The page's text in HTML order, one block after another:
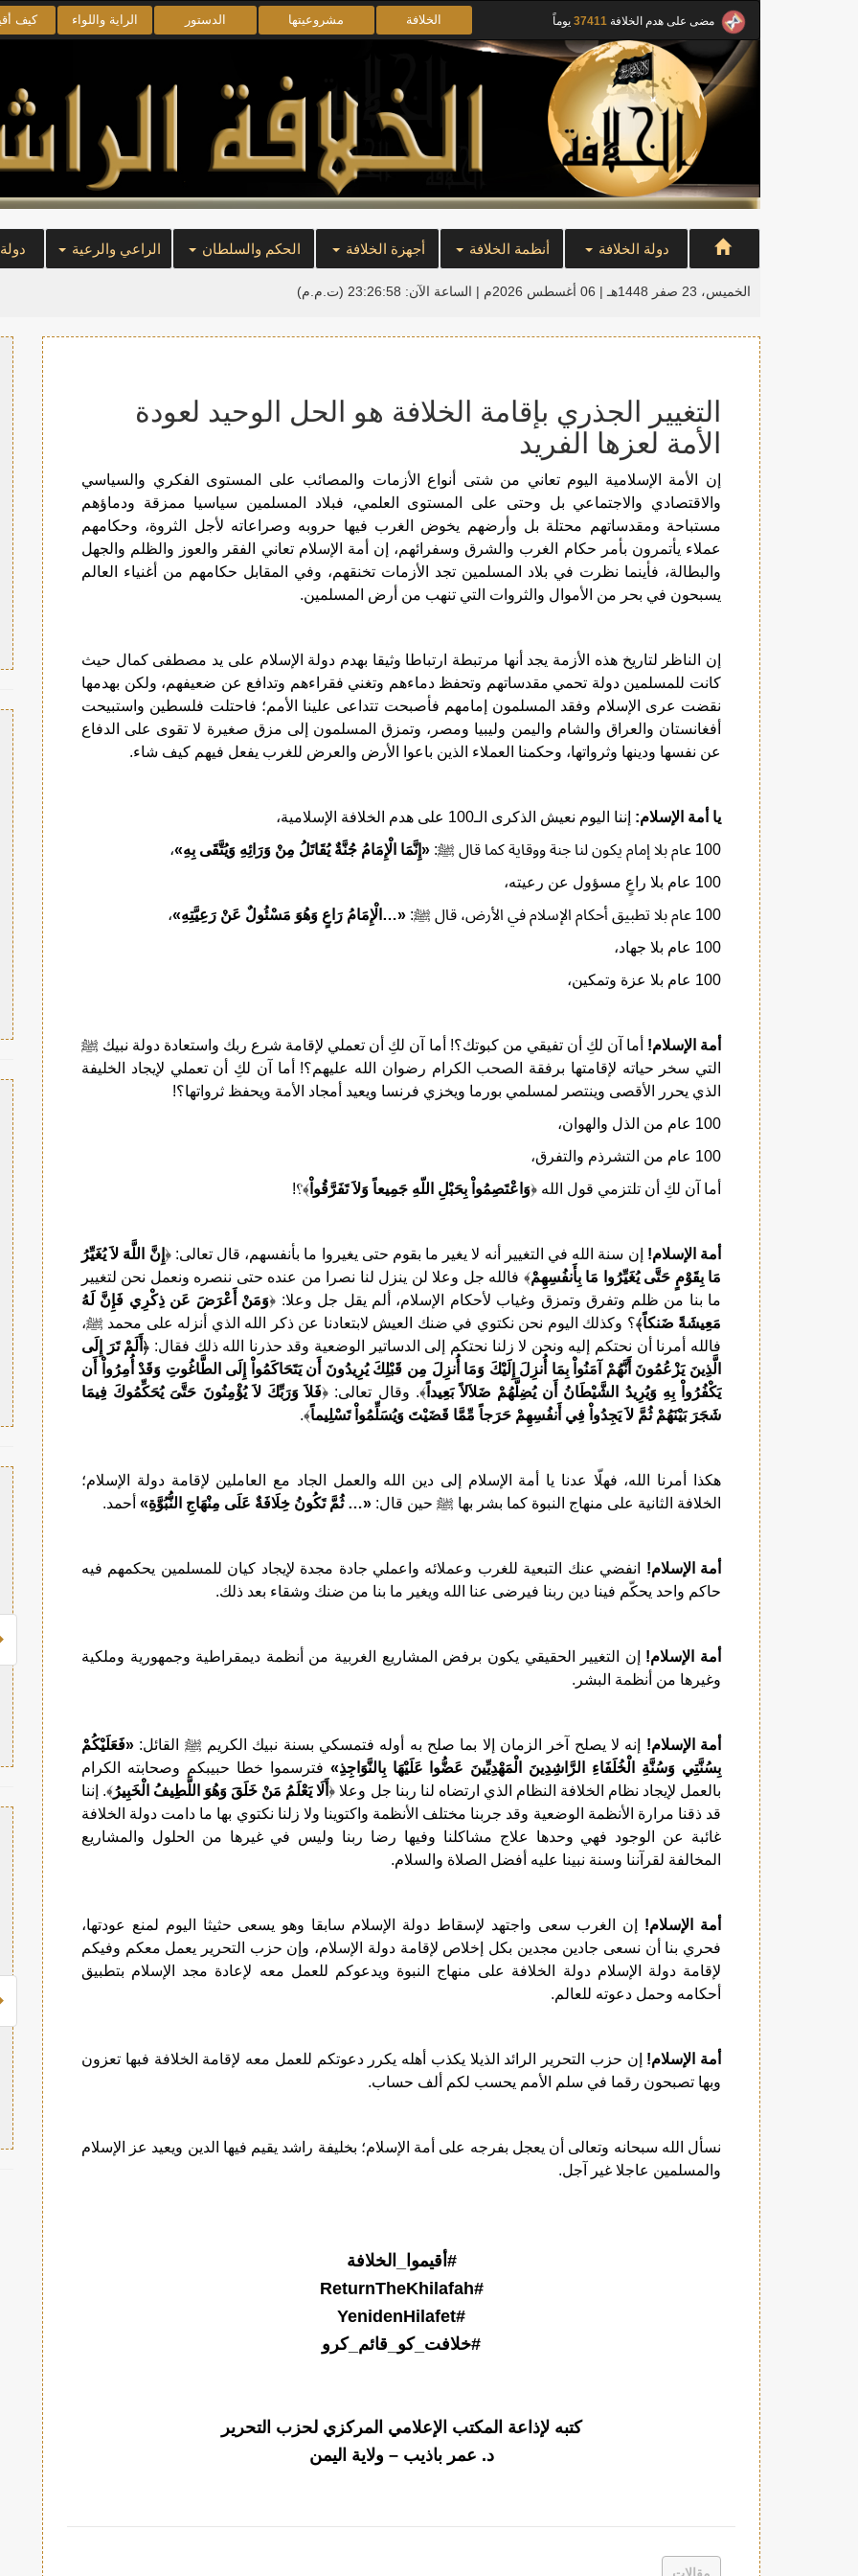
مضى على هدم الخلافة 37411 يوماً الخلافة مشروعيتها الدستور الراية واللواء كيف
دولة الخلافة أنظمة الخلافة أجهزة الخلافة الحكم والسلطان الراعي والرعية
الخميس، 23 صفر 1448هـ | 06 أغسطس 2026م | الساعة الآن: 23:26:59 (ت.م.م)
التغيير الجذري بإقامة الخلافة هو الحل الوحيد لعودة
الأمة لعزها الفريد
إن الأمة الإسلامية اليوم تعاني من شتى أنواع الأزمات والمصائب على المستوى الفكري والسياسي
والاقتصادي والاجتماعي بل وحتى على المستوى العلمي، فبلاد المسلمين سياسيا ممزقة ودماؤهم
مستباحة ومقدساتهم محتلة بل وأرضهم يخوض الغرب فيها حروبه وصراعاته لأجل الثروة، وحكامهم
عملاء يأتمرون بأمر حكام الغرب والشرق وسفرائهم، إن أمة الإسلام تعاني الفقر والعوز والظلم والجهل
والبطالة، فأينما نظرت في بلاد المسلمين تجد الأزمات تخنقهم، وفي المقابل حكامهم من أغنياء العالم
يسبحون في بحر من الأموال والثروات التي تنهب من أرض المسلمين.
إن الناظر لتاريخ هذه الأزمة يجد أنها مرتبطة ارتباطا وثيقا بهدم دولة الإسلام على يد مصطفى كمال حيث
كانت للمسلمين دولة تحمي مقدساتهم وتحفظ دماءهم وتغني فقراءهم وتدافع عن ضعيفهم، ولكن بهدمها
نقضت عرى الإسلام وفقد المسلمون إمامهم فأصبحت تتداعى علينا الأمم؛ فاحتلت فلسطين واستبيحت
أفغانستان والعراق والشام واليمن وليبيا ومصر، وتمزق المسلمون إلى مزق صغيرة لا تقوى على الدفاع
عن نفسها ودينها وثرواتها، وحكمنا العملاء الذين باعوا الأرض والعرض للغرب يفعل فيهم كيف شاء.
يا أمة الإسلام: إننا اليوم نعيش الذكرى الـ100 على هدم الخلافة الإسلامية،
100 عام بلا إمام يكون لنا جنة ووقاية كما قال ﷺ:
«إِنَّمَا الْإِمَامُ جُنَّةٌ يُقَاتَلُ مِنْ وَرَائِهِ وَيُتَّقَى بِهِ»،
100 عام بلا راعٍ مسؤول عن رعيته،
100 عام بلا تطبيق أحكام الإسلام في الأرض، قال ﷺ:
«…الْإِمَامُ رَاعٍ وَهُوَ مَسْئُولٌ عَنْ رَعِيَّتِهِ»،
100 عام بلا جهاد،
100 عام بلا عزة وتمكين،
أمة الإسلام! أما آن لكِ أن تفيقي من كبوتك؟! أما آن لكِ أن تعملي لإقامة شرع ربك واستعادة دولة نبيك ﷺ
التي سخر حياته لإقامتها برفقة الصحب الكرام رضوان الله عليهم؟! أما آن لكِ أن تعملي لإيجاد الخليفة
الذي يحرر الأقصى وينتصر لمسلمي بورما ويخزي فرنسا ويعيد أمجاد الأمة ويحفظ ثرواتها؟!
100 عام من الذل والهوان،
100 عام من التشرذم والتفرق،
أما آن لكِ أن تلتزمي قول الله ﴿وَاعْتَصِمُواْ بِحَبْلِ اللّهِ جَمِيعاً وَلاَ تَفَرَّقُواْ ﴾؟!
أمة الإسلام! إن سنة الله في التغيير أنه لا يغير ما بقوم حتى يغيروا ما بأنفسهم، قال تعالى: ﴿ إِنَّ اللَّهَ لاَ يُغَيِّرُ
مَا بِقَوْمٍ حَتَّى يُغَيِّرُوا مَا بِأَنفُسِهِمْ﴾ فالله جل وعلا لن ينزل لنا نصرا من عنده حتى ننصره ونعمل نحن لتغيير
ما بنا من ظلم وتفرق وتمزق وغياب لأحكام الإسلام، ألم يقل جل وعلا: ﴿وَمَنْ أَعْرَضَ عَن ذِكْرِي فَإِنَّ لَهُ
مَعِيشَةً ضَنكاً﴾؟ وكذلك اليوم نحن نكتوي في ضنك العيش لابتعادنا عن ذكر الله الذي أنزله على محمد ﷺ،
فالله أمرنا أن نحتكم إليه ونحن لا زلنا نحتكم إلى الدساتير الوضعية وقد حذرنا الله ذلك فقال: ﴿ أَلَمْ تَرَ إِلَى
الَّذِينَ يَزْعُمُونَ أَنَّهُمْ آمَنُواْ بِمَا أُنزِلَ إِلَيْكَ وَمَا أُنزِلَ مِن قَبْلِكَ يُرِيدُونَ أَن يَتَحَاكَمُواْ إِلَى الطَّاغُوتِ وَقَدْ أُمِرُواْ أَن
يَكْفُرُواْ بِهِ وَيُرِيدُ الشَّيْطَانُ أَن يُضِلَّهُمْ ضَلاَلاً بَعِيداً﴾. وقال تعالى: ﴿فَلاَ وَرَبِّكَ لاَ يُؤْمِنُونَ حَتَّىَ يُحَكِّمُوكَ فِيمَا
شَجَرَ بَيْنَهُمْ ثُمَّ لاَ يَجِدُواْ فِي أَنفُسِهِمْ حَرَجاً مِّمَّا قَضَيْتَ وَيُسَلِّمُواْ تَسْلِيماً﴾.
هكذا أمرنا الله، فهلّا عدنا يا أمة الإسلام إلى دين الله والعمل الجاد مع العاملين لإقامة دولة الإسلام؛
الخلافة الثانية على منهاج النبوة كما بشر بها ﷺ حين قال: «… ثُمَّ تَكُونُ خِلَافَةٌ عَلَى مِنْهَاجِ النُّبُوَّةِ» أحمد.
أمة الإسلام! انفضي عنك التبعية للغرب وعملائه واعملي جادة مجدة لإيجاد كيان للمسلمين يحكمهم فيه
حاكم واحد يحكّم فينا دين ربنا فيرضى عنا الله ويغير ما بنا من ضنك وشقاء بعد ذلك.
أمة الإسلام! إن التغيير الحقيقي يكون برفض المشاريع الغربية من أنظمة ديمقراطية وجمهورية وملكية
وغيرها من أنظمة البشر.
أمة الإسلام! إنه لا يصلح آخر الزمان إلا بما صلح به أوله فتمسكي بسنة نبيك الكريم ﷺ القائل: «فَعَلَيْكُمْ
بِسُنَّتِي وَسُنَّةِ الْخُلَفَاءِ الرَّاشِدِينَ الْمَهْدِيِّينَ عَضُّوا عَلَيْهَا بِالنَّوَاجِذِ» فترسموا خطا حبيبكم وصحابته الكرام
بالعمل لإيجاد نظام الخلافة النظام الذي ارتضاه لنا ربنا جل وعلا ﴿أَلَا يَعْلَمُ مَنْ خَلَقَ وَهُوَ اللَّطِيفُ الْخَبِيرُ﴾. إننا
قد ذقنا مرارة الأنظمة الوضعية وقد جربنا مختلف الأنظمة واكتوينا ولا زلنا نكتوي بها ما دامت دولة الخلافة
غائبة عن الوجود فهي وحدها علاج مشاكلنا وفيها رضا ربنا وليس في غيرها من الحلول والمشاريع
المخالفة لقرآننا وسنة نبينا عليه أفضل الصلاة والسلام.
أمة الإسلام! إن الغرب سعى واجتهد لإسقاط دولة الإسلام سابقا وهو يسعى حثيثا اليوم لمنع عودتها،
فحري بنا أن نسعى جادين مجدين بكل إخلاص لإقامة دولة الإسلام، وإن حزب التحرير يعمل معكم وفيكم
لإقامة دولة الإسلام دولة الخلافة على منهاج النبوة ويدعوكم للعمل معه لإعادة مجد الإسلام بتطبيق
أحكامه وحمل دعوته للعالم.
أمة الإسلام! إن حزب التحرير الرائد الذيلا يكذب أهله يكرر دعوتكم للعمل معه لإقامة الخلافة فبها تعزون
وبها تصبحون رقما في سلم الأمم يحسب لكم ألف حساب.
نسأل الله سبحانه وتعالى أن يعجل بفرجه على أمة الإسلام؛ بخليفة راشد يقيم فيها الدين ويعيد عز الإسلام
والمسلمين عاجلا غير آجل.
#أقيموا_الخلافة
#
ReturnTheKhilafah
#
YenidenHilafet
#خلافت_کو_قائم_کرو
كتبه لإذاعة المكتب الإعلامي المركزي لحزب التحرير
د. عمر باذيب – ولاية اليمن
مقالات